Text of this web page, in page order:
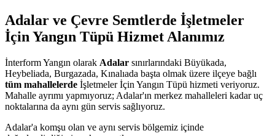
Adalar ve Çevre Semtlerde İşletmeler
İçin Yangın Tüpü Hizmet Alanımız
İnterform Yangın olarak Adalar sınırlarındaki Büyükada,
Heybeliada, Burgazada, Kınalıada başta olmak üzere ilçeye bağlı
tüm mahallelerde İşletmeler İçin Yangın Tüpü hizmeti veriyoruz.
Mahalle ayrımı yapmıyoruz; Adalar'ın merkez mahalleleri kadar uç
noktalarına da aynı gün servis sağlıyoruz.
Adalar'a komşu olan ve aynı servis bölgemiz içinde